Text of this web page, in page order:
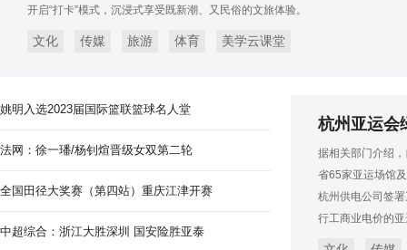
开启“打卡”模式，沉浸式享受既新潮、又民俗的文旅体验。
文化 传媒 旅游 体育 美学云课堂
杭州亚运会
据相关部门介绍
省65家亚运场馆
杭州供电公司签
行工商业电价的
姚明入选2023届国际篮联篮球名人堂
法网：徐一璠/杨钊煊晋级女双第二轮
全国田径大奖赛（第四站）重庆江津开赛
中超综合：浙江大胜深圳 国安险胜亚泰